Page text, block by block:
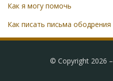
Как я могу помочь
Как писать письма ободрения
© Copyright 2026 –